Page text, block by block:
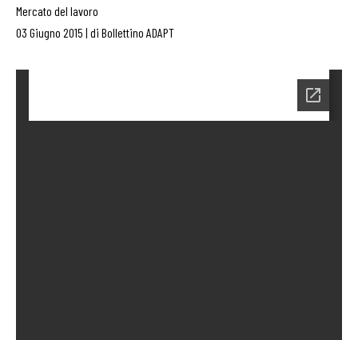
Mercato del lavoro
03 Giugno 2015 | di Bollettino ADAPT